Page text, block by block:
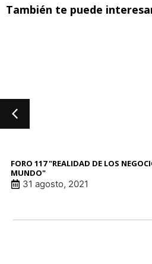
También te puede
FORO 117 "REALIDAD DE LOS
MUNDO"
31 agosto, 2021